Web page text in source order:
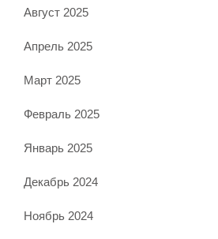
Август 2025
Апрель 2025
Март 2025
Февраль 2025
Январь 2025
Декабрь 2024
Ноябрь 2024